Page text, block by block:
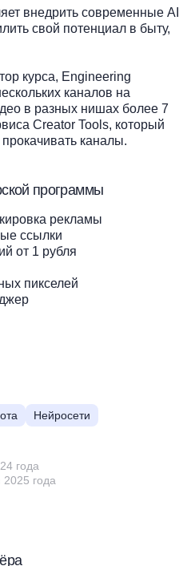
внедрить современные AI
свой потенциал в быту,
курса, Engineering
каналов на
в разных нишах более 7
Creator Tools, который
каналы.
программы
рекламы
ссылки
от 1 рубля
пикселей
Нейросети
года
года